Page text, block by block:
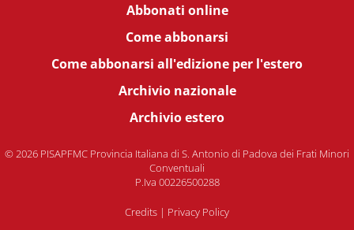
Abbonati online
Come abbonarsi
Come abbonarsi all'edizione per l'estero
Archivio nazionale
Archivio estero
© 2026 PISAPFMC Provincia Italiana di S. Antonio di Padova dei Frati Minori
Conventuali
P.Iva 00226500288
Credits | Privacy Policy